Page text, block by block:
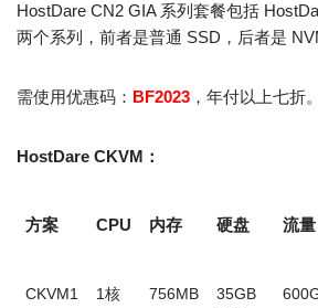
HostDare CN2 GIA 系列套餐包括
两个系列，前者是普通 SSD，后者是
需使用优惠码： BF2023 ，年付以上七折。
HostDare CKVM：
方案 CPU 内存 硬盘 流量
CKVM1 1核 756MB
35GB